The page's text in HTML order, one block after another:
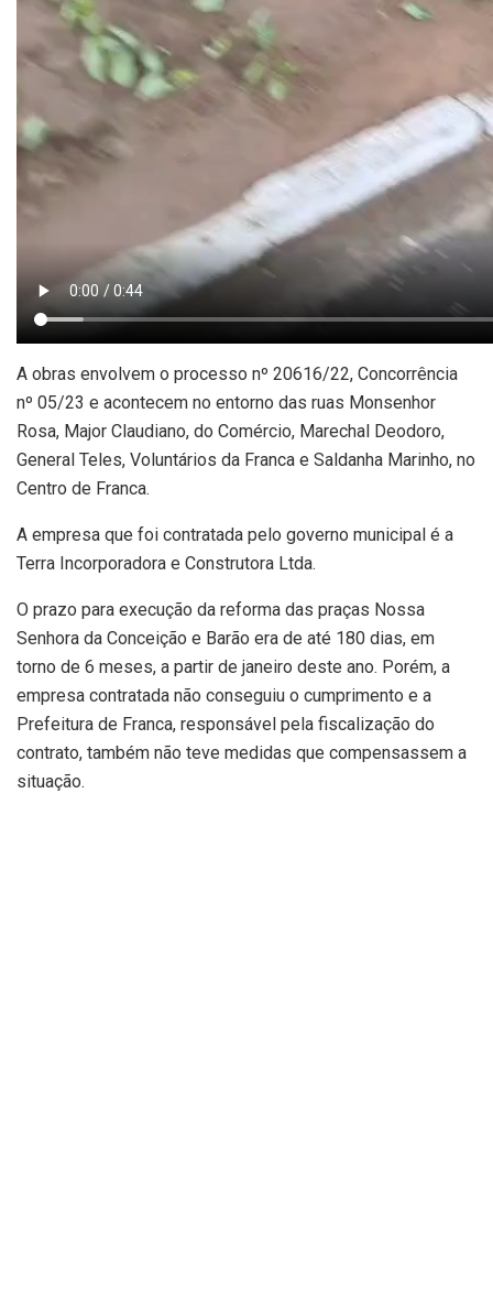
A obras envolvem o processo nº 20616/22, Concorrência
nº 05/23 e acontecem no entorno das ruas Monsenhor
Rosa, Major Claudiano, do Comércio, Marechal Deodoro,
General Teles, Voluntários da Franca e Saldanha Marinho, no
Centro de Franca.
A empresa que foi contratada pelo governo municipal é a
Terra Incorporadora e Construtora Ltda.
O prazo para execução da reforma das praças Nossa
Senhora da Conceição e Barão era de até 180 dias, em
torno de 6 meses, a partir de janeiro deste ano. Porém, a
empresa contratada não conseguiu o cumprimento e a
Prefeitura de Franca, responsável pela fiscalização do
contrato, também não teve medidas que compensassem a
situação.